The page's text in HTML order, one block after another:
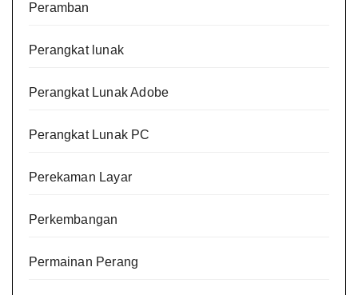
Peramban
Perangkat lunak
Perangkat Lunak Adobe
Perangkat Lunak PC
Perekaman Layar
Perkembangan
Permainan Perang